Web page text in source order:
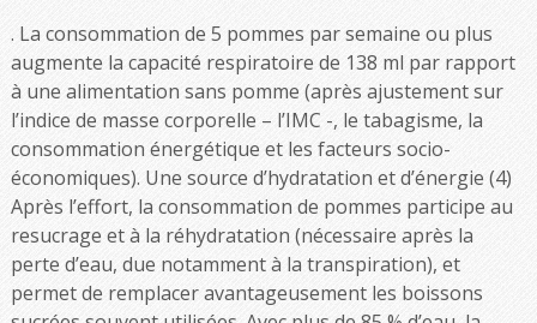
. La consommation de 5 pommes par semaine ou plus
augmente la capacité respiratoire de 138 ml par rapport
à une alimentation sans pomme (après ajustement sur
l’indice de masse corporelle – l’IMC -, le tabagisme, la
consommation énergétique et les facteurs socio-
économiques). Une source d’hydratation et d’énergie (4)
Après l’effort, la consommation de pommes participe au
resucrage et à la réhydratation (nécessaire après la
perte d’eau, due notamment à la transpiration), et
permet de remplacer avantageusement les boissons